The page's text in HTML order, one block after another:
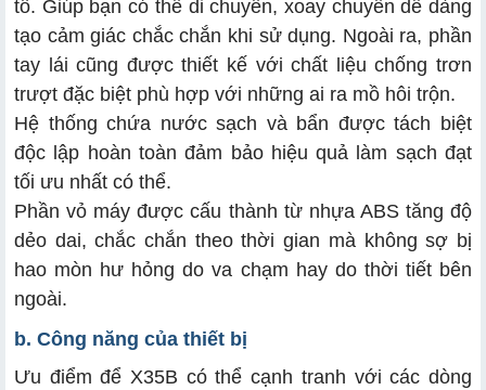
tô. Giúp bạn có thể di chuyển, xoay chuyển dễ dàng
tạo cảm giác chắc chắn khi sử dụng. Ngoài ra, phần
tay lái cũng được thiết kế với chất liệu chống trơn
trượt đặc biệt phù hợp với những ai ra mồ hôi trộn.
Hệ thống chứa nước sạch và bẩn được tách biệt
độc lập hoàn toàn đảm bảo hiệu quả làm sạch đạt
tối ưu nhất có thể.
Phần vỏ máy được cấu thành từ nhựa ABS tăng độ
dẻo dai, chắc chắn theo thời gian mà không sợ bị
hao mòn hư hỏng do va chạm hay do thời tiết bên
ngoài.
b. Công năng của thiết bị
Ưu điểm để X35B có thể cạnh tranh với các dòng